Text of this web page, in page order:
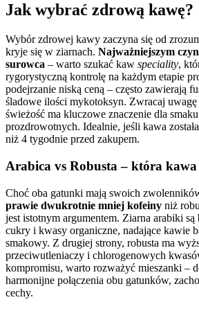
Jak wybrać zdrową kawę?
Wybór zdrowej kawy zaczyna się od
kryje się w ziarnach. Najważniejszym
surowca – warto szukać kaw speciality,
rygorystyczną kontrolę na każdym etapie
podejrzanie niską ceną – często zawierają
śladowe ilości mykotoksyn. Zwracaj uwagę
świeżość ma kluczowe znaczenie dla
prozdrowotnych. Idealnie, jeśli kawa
niż 4 tygodnie przed zakupem.
Arabica vs Robusta – która kawa
Choć oba gatunki mają swoich
prawie dwukrotnie mniej kofeiny niż
jest istotnym argumentem. Ziarna arabiki są
cukry i kwasy organiczne, nadające kawie
smakowy. Z drugiej strony, robusta ma
przeciwutleniaczy i chlorogenowych
kompromisu, warto rozważyć mieszanki –
harmonijne połączenia obu gatunków,
cechy.